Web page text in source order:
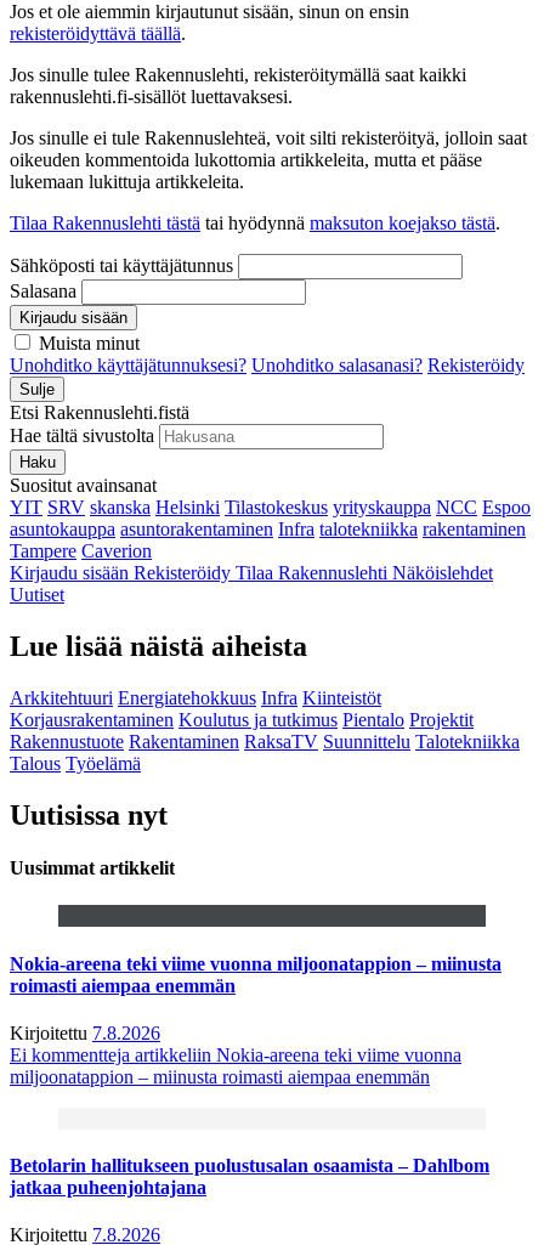
Jos et ole aiemmin kirjautunut sisään, sinun on ensin
rekisteröidyttävä täällä.
Jos sinulle tulee Rakennuslehti, rekisteröitymällä saat kaikki
rakennuslehti.fi-sisällöt luettavaksesi.
Jos sinulle ei tule Rakennuslehteä, voit silti rekisteröityä, jolloin saat
oikeuden kommentoida lukottomia artikkeleita, mutta et pääse
lukemaan lukittuja artikkeleita.
Tilaa Rakennuslehti tästä tai hyödynnä maksuton koejakso tästä.
Sähköposti tai käyttäjätunnus
Salasana
Kirjaudu sisään
Muista minut
Unohditko käyttäjätunnuksesi? Unohditko salasanasi? Rekisteröidy
Sulje
Etsi Rakennuslehti.fistä
Hae tältä sivustolta
Haku
Suositut avainsanat
YIT SRV skanska Helsinki Tilastokeskus yrityskauppa NCC Espoo
asuntokauppa asuntorakentaminen Infra talotekniikka rakentaminen
Tampere Caverion
Kirjaudu sisään Rekisteröidy Tilaa Rakennuslehti Näköislehdet
Uutiset
Lue lisää näistä aiheista
Arkkitehtuuri Energiatehokkuus Infra Kiinteistöt
Korjausrakentaminen Koulutus ja tutkimus Pientalo Projektit
Rakennustuote Rakentaminen RaksaTV Suunnittelu Talotekniikka
Talous Työelämä
Uutisissa nyt
Uusimmat artikkelit
Nokia-areena teki viime vuonna miljoonatappion – miinusta
roimasti aiempaa enemmän
Kirjoitettu 7.8.2026
Ei kommentteja artikkeliin Nokia-areena teki viime vuonna
miljoonatappion – miinusta roimasti aiempaa enemmän
Betolarin hallitukseen puolustusalan osaamista – Dahlbom
jatkaa puheenjohtajana
Kirjoitettu 7.8.2026